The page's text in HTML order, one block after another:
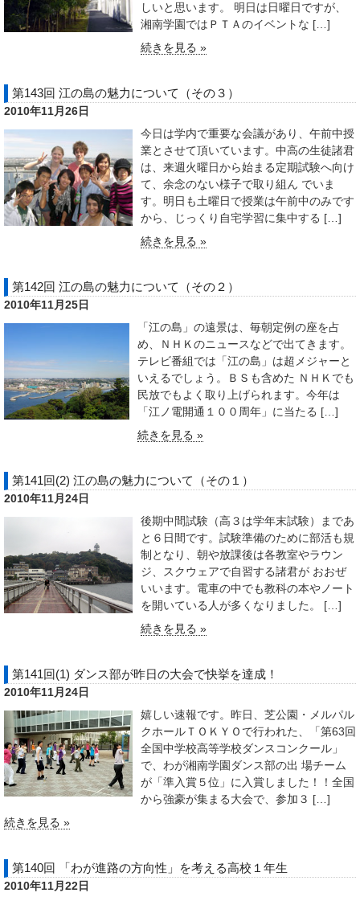
しいと思います。 明日は日曜日ですが、
湘南学園ではＰＴＡのイベントな […]
続きを見る »
第143回 江の島の魅力について（その３）
2010年11月26日
今日は学内で重要な会議があり、午前中授
業とさせて頂いています。中高の生徒諸君
は、来週火曜日から始まる定期試験へ向け
て、余念のない様子で取り組ん でいま
す。明日も土曜日で授業は午前中のみです
から、じっくり自宅学習に集中する […]
続きを見る »
第142回 江の島の魅力について（その２）
2010年11月25日
「江の島」の遠景は、毎朝定例の座を占
め、ＮＨＫのニュースなどで出てきます。
テレビ番組では「江の島」は超メジャーと
いえるでしょう。ＢＳも含めた ＮＨＫでも
民放でもよく取り上げられます。今年は
「江ノ電開通１００周年」に当たる […]
続きを見る »
第141回(2) 江の島の魅力について（その１）
2010年11月24日
後期中間試験（高３は学年末試験）まであ
と６日間です。試験準備のために部活も規
制となり、朝や放課後は各教室やラウン
ジ、スクウェアで自習する諸君が おおぜ
いいます。電車の中でも教科の本やノート
を開いている人が多くなりました。 […]
続きを見る »
第141回(1) ダンス部が昨日の大会で快挙を達成！
2010年11月24日
嬉しい速報です。昨日、芝公園・メルパル
クホールＴＯＫＹＯで行われた、「第63回
全国中学校高等学校ダンスコンクール」
で、わが湘南学園ダンス部の出 場チーム
が「準入賞５位」に入賞しました！！全国
から強豪が集まる大会で、参加３ […]
続きを見る »
第140回 「わが進路の方向性」を考える高校１年生
2010年11月22日